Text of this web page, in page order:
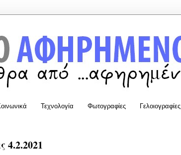
Τεχνολογία Φωτογραφίες Γελοιογραφίες